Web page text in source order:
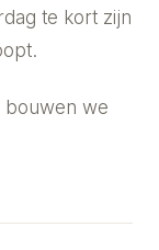
te kort zijn
bouwen we